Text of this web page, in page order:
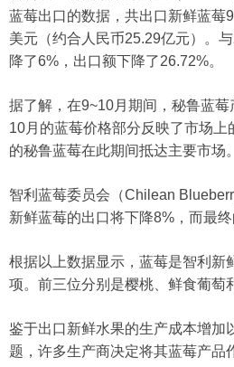
蓝莓出口的数据，共出口新鲜蓝莓
美元（约合人民币25.29亿元）。
降了6%，出口额下降了26.72%。
据了解，在9~10月期间，秘鲁蓝莓
10月的蓝莓价格部分反映了市场上
的秘鲁蓝莓在此期间抵达主要市场。
智利蓝莓委员会（Chilean
新鲜蓝莓的出口将下降8%，而最终
根据以上数据显示，蓝莓是智利新
项。前三位分别是樱桃、鲜食葡萄
鉴于出口新鲜水果的生产成本增加
题，许多生产商决定将其蓝莓产品